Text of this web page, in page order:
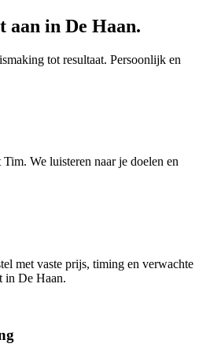
aan in De Haan.
tot resultaat. Persoonlijk en
We luisteren naar je doelen en
met vaste prijs, timing en verwachte
in De Haan.